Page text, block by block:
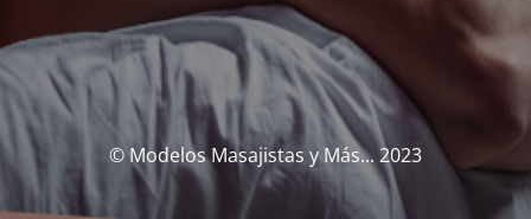
© Modelos Masajistas y Más... 2023